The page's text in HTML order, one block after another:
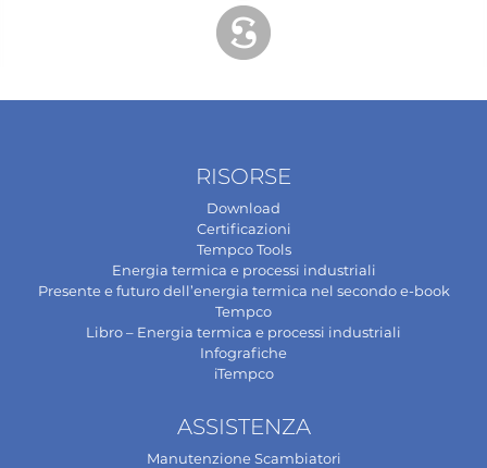
RISORSE
Download
Certificazioni
Tempco Tools
Energia termica e processi industriali
Presente e futuro dell’energia termica nel secondo e-book
Tempco
Libro – Energia termica e processi industriali
Infografiche
iTempco
ASSISTENZA
Manutenzione Scambiatori